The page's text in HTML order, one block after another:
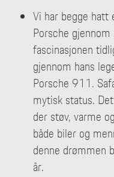
Vi har begge
Porsche
fascinasjonen
gjennom hans
Porsche 911.
mytisk status.
der støv, varme
både biler og
denne drømmen
år.